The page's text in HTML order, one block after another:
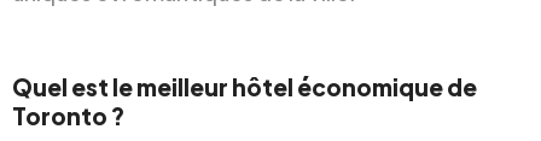
Quel est le meilleur hôtel économique de
Toronto ?